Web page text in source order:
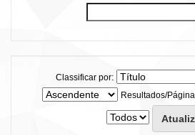
Classificar por:
Resultados/Página